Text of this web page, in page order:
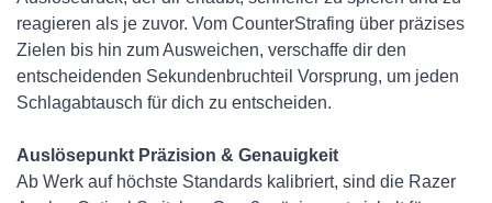
reagieren als je zuvor. Vom CounterStrafing über präzises
Zielen bis hin zum Ausweichen, verschaffe dir den
entscheidenden Sekundenbruchteil Vorsprung, um jeden
Schlagabtausch für dich zu entscheiden.
Auslösepunkt Präzision & Genauigkeit
Ab Werk auf höchste Standards kalibriert, sind die Razer